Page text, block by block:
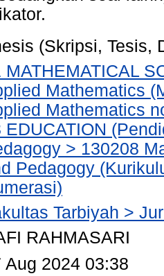
(Skripsi, Tesis,
MATHEMATICAL
Mathematics
Mathematics
EDUCATION
> 130208
Pedagogy
Tarbiyah >
RAHMASARI
Aug 2024 03:38